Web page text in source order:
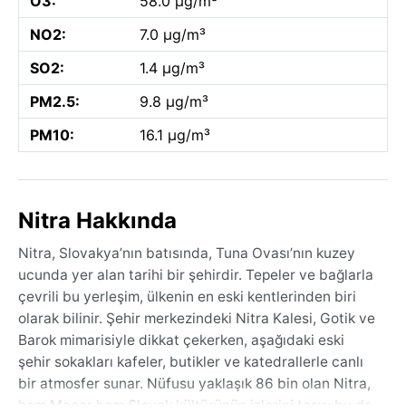
NO2:
7.0 µg/m³
SO2:
1.4 µg/m³
PM2.5:
9.8 µg/m³
PM10:
16.1 µg/m³
Nitra Hakkında
Nitra, Slovakya’nın batısında, Tuna Ovası’nın kuzey
ucunda yer alan tarihi bir şehirdir. Tepeler ve bağlarla
çevrili bu yerleşim, ülkenin en eski kentlerinden biri
olarak bilinir. Şehir merkezindeki Nitra Kalesi, Gotik ve
Barok mimarisiyle dikkat çekerken, aşağıdaki eski
şehir sokakları kafeler, butikler ve katedrallerle canlı
bir atmosfer sunar. Nüfusu yaklaşık 86 bin olan Nitra,
hem Macar hem Slovak kültürünün izlerini taşır; bu da